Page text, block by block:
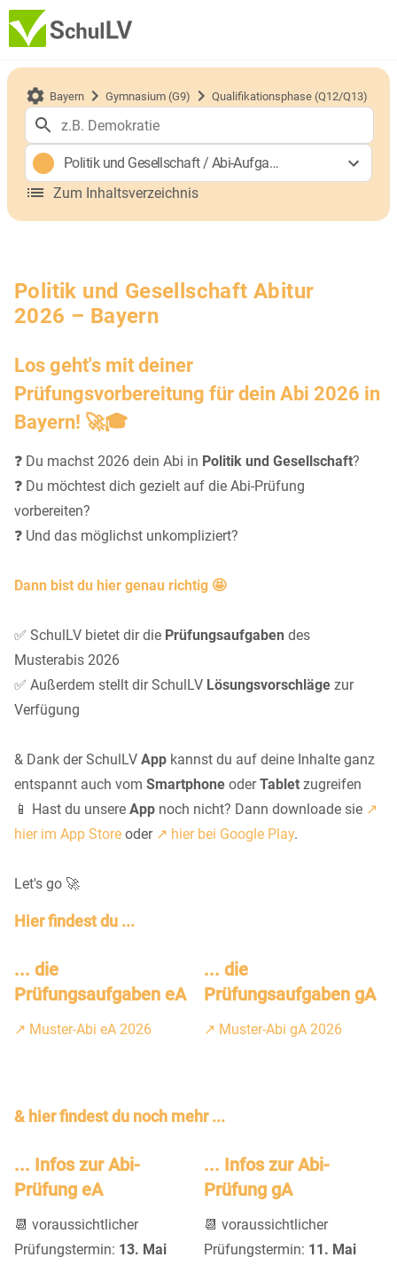
Bayern Gymnasium (G9) Qualifikationsphase (Q12/Q13)
Politik und Gesellschaft/ Abi-Aufgaben (gA)
Zum Inhaltsverzeichnis
Politik und Gesellschaft Abitur
2026 – Bayern
Los geht's mit deiner
Prüfungsvorbereitung für dein Abi 2026 in
Bayern! 🚀🎓
❓ Du machst 2026 dein Abi in Politik und Gesellschaft?
❓ Du möchtest dich gezielt auf die Abi-Prüfung
vorbereiten?
❓ Und das möglichst unkompliziert?
Dann bist du hier genau richtig 🤩
✅ SchulLV bietet dir die Prüfungsaufgaben des
Musterabis 2026
✅ Außerdem stellt dir SchulLV Lösungsvorschläge zur
Verfügung
& Dank der SchulLV App kannst du auf deine Inhalte ganz
entspannt auch vom Smartphone oderTablet zugreifen
📱 Hast du unsere App noch nicht? Dann downloade sie ↗️
hier im App Store oder ↗️ hier bei Google Play.
Let's go 🚀
Hier findest du ...
... die
Prüfungsaufgaben eA
↗️ Muster-Abi eA 2026
... die
Prüfungsaufgaben gA
↗️ Muster-Abi gA 2026
& hier findest du noch mehr ...
... Infos zur Abi-
Prüfung eA
📆 voraussichtlicher
Prüfungstermin: 13. Mai
... Infos zur Abi-
Prüfung gA
📆 voraussichtlicher
Prüfungstermin: 11. Mai